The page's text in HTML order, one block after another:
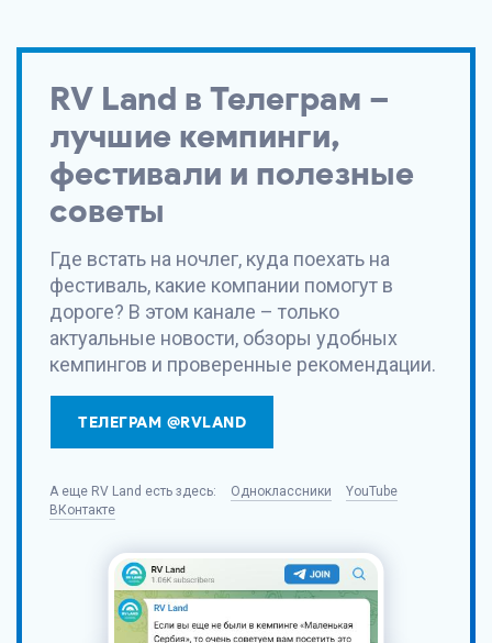
RV Land в Телеграм –
лучшие кемпинги,
фестивали и полезные
советы
Где встать на ночлег, куда поехать на
фестиваль, какие компании помогут в
дороге? В этом канале – только
актуальные новости, обзоры удобных
кемпингов и проверенные рекомендации.
ТЕЛЕГРАМ @RVLAND
А еще RV Land есть здесь: Одноклассники
YouTube
ВКонтакте